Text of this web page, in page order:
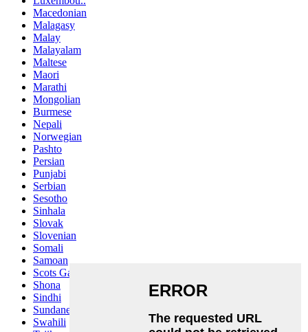
Macedonian
Malagasy
Malay
Malayalam
Maltese
Maori
Marathi
Mongolian
Burmese
Nepali
Norwegian
Pashto
Persian
Punjabi
Serbian
Sesotho
Sinhala
Slovak
Slovenian
Somali
Samoan
Scots Gaelic
Shona
Sindhi
Sundanese
Swahili